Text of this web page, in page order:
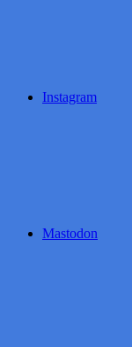
Instagram
Mastodon